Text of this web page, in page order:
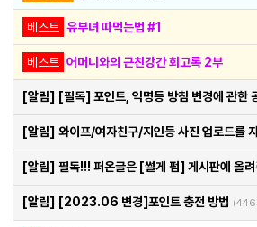
베스트 유부녀 따먹는법 #1
베스트 어머니와의 근친강간 회고록 2부
[알림] [필독] 포인트, 익명등 방침 변경에 관한
[알림] 와이프/여자친구/지인등 사진 업로드를 자제해
[알림] 필독!!! 퍼온글은 [썰게 펌] 게시판에 올
[알림] [2023.06 변경]포인트 충전 방법 (446